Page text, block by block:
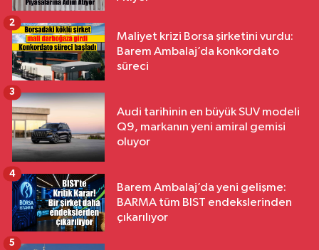
Maliyet krizi Borsa şirketini vurdu:
Barem Ambalaj’da konkordato
süreci
2
Audi tarihinin en büyük SUV modeli
Q9, markanın yeni amiral gemisi
oluyor
3
Barem Ambalaj’da yeni gelişme:
BARMA tüm BIST endekslerinden
çıkarılıyor
4
5